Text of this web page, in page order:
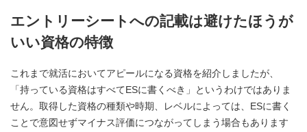
エントリーシートへの記載は避けたほうが
いい資格の特徴
これまで就活においてアピールになる資格を紹介しましたが、
「持っている資格はすべてESに書くべき」というわけではありま
せん。取得した資格の種類や時期、レベルによっては、ESに書く
ことで意図せずマイナス評価につながってしまう場合もあります